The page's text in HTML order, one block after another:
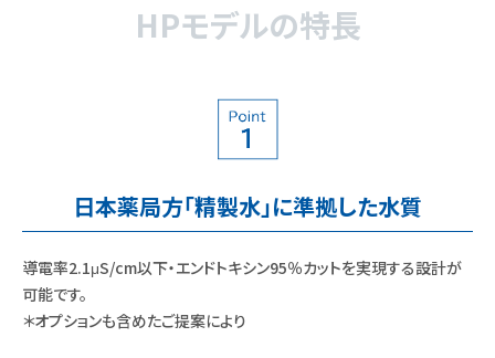
HPモデルの特長
日本薬局方「精製水」に準拠した水質
導電率2.1μS/cm以下・エンドトキシン95％カットを実現する設計が
可能です。
＊オプションも含めたご提案により